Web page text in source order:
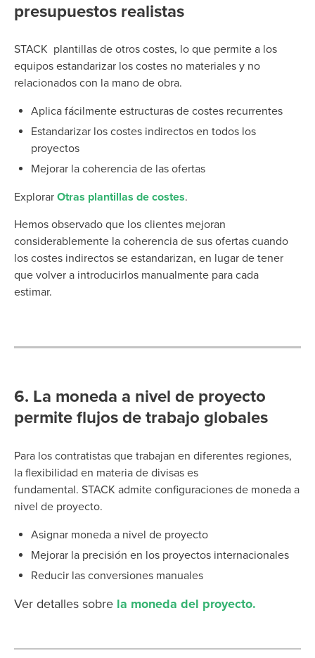
presupuestos realistas
STACK plantillas de otros costes, lo que permite a los
equipos estandarizar los costes no materiales y no
relacionados con la mano de obra.
Aplica fácilmente estructuras de costes recurrentes
Estandarizar los costes indirectos en todos los
proyectos
Mejorar la coherencia de las ofertas
Explorar Otras plantillas de costes.
Hemos observado que los clientes mejoran
considerablemente la coherencia de sus ofertas cuando
los costes indirectos se estandarizan, en lugar de tener
que volver a introducirlos manualmente para cada
estimar.
6. La moneda a nivel de proyecto
permite flujos de trabajo globales
Para los contratistas que trabajan en diferentes regiones,
la flexibilidad en materia de divisas es
fundamental. STACK admite configuraciones de moneda a
nivel de proyecto.
Asignar moneda a nivel de proyecto
Mejorar la precisión en los proyectos internacionales
Reducir las conversiones manuales
Ver detalles sobre la moneda del proyecto.